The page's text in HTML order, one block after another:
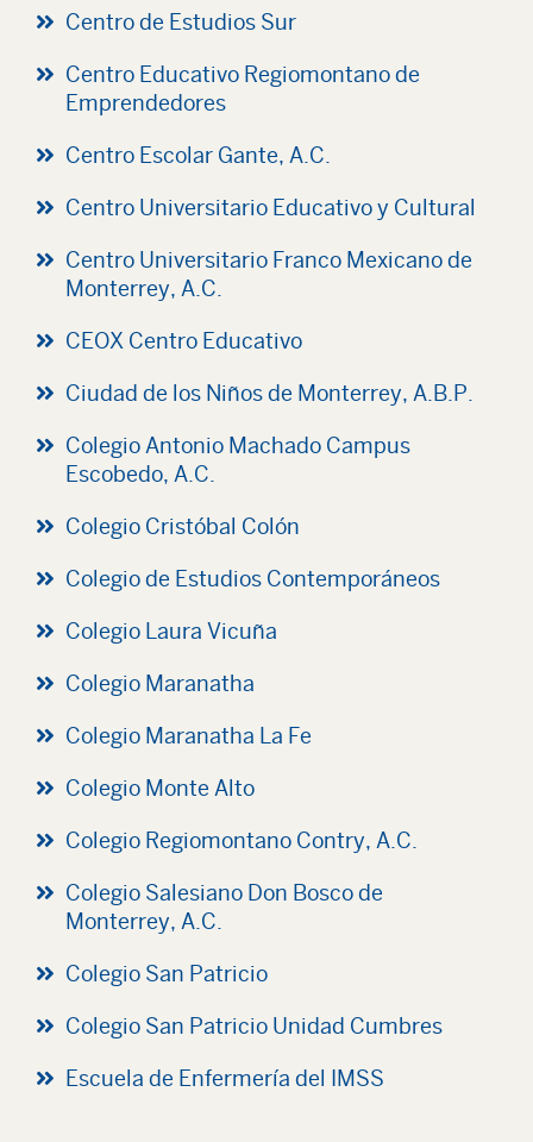
Centro de Estudios Sur
Centro Educativo Regiomontano de
Emprendedores
Centro Escolar Gante, A.C.
Centro Universitario Educativo y Cultural
Centro Universitario Franco Mexicano de
Monterrey, A.C.
CEOX Centro Educativo
Ciudad de los Niños de Monterrey, A.B.P.
Colegio Antonio Machado Campus
Escobedo, A.C.
Colegio Cristóbal Colón
Colegio de Estudios Contemporáneos
Colegio Laura Vicuña
Colegio Maranatha
Colegio Maranatha La Fe
Colegio Monte Alto
Colegio Regiomontano Contry, A.C.
Colegio Salesiano Don Bosco de
Monterrey, A.C.
Colegio San Patricio
Colegio San Patricio Unidad Cumbres
Escuela de Enfermería del IMSS